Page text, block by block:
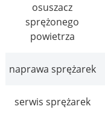
osuszacz
sprężonego
powietrza
naprawa sprężarek
serwis sprężarek